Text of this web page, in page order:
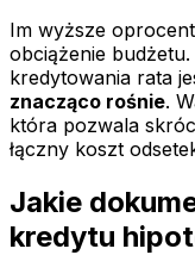
Im wyższe
obciążenie
kredytowania rata
znacząco rośnie.
która pozwala
łączny koszt
Jakie
kredytu